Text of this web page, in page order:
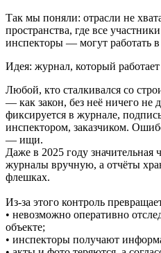
Так мы поняли: отрасли не
пространства, где все
инспекторы — могут работать
Идея: журнал, который работает
Любой, кто сталкивался со
— как закон, без неё ничего не
фиксируется в журнале,
инспектором, заказчиком.
— ищи.
Даже в 2025 году значительная
журналы вручную, а отчёты
флешках.
Из-за этого контроль
• невозможно оперативно
объекте;
• инспекторы получают